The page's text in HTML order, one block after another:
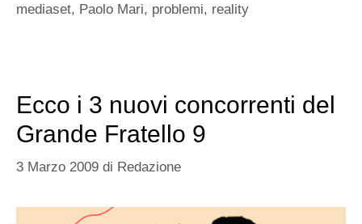
mediaset, Paolo Mari, problemi, reality
Ecco i 3 nuovi concorrenti del
Grande Fratello 9
3 Marzo 2009 di Redazione